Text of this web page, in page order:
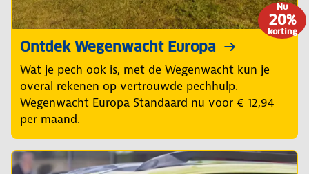
Nu
20%
korting
Ontdek Wegenwacht Europa
Wat je pech ook is, met de Wegenwacht kun je
overal rekenen op vertrouwde pechhulp.
Wegenwacht Europa Standaard nu voor € 12,94
per maand.